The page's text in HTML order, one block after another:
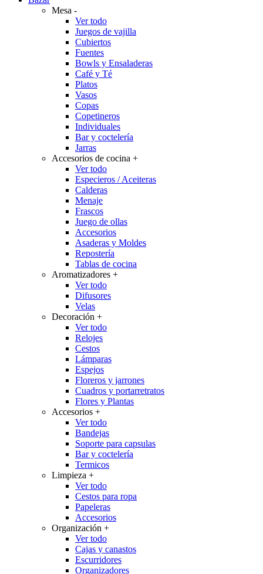
Mesa -
Ver todo
Juegos de vajilla
Cubiertos
Fuentes
Bowls y Ensaladeras
Café y Té
Platos
Vasos
Copas
Copetineros
Individuales
Bar y coctelería
Jarras
Accesorios de cocina +
Ver todo
Especieros / Aceiteras
Calderas
Menaje
Frascos
Juego de ollas
Accesorios
Asaderas y Moldes
Repostería
Tablas de cocina
Aromatizadores +
Ver todo
Difusores
Velas
Decoración +
Ver todo
Relojes
Cestos
Lámparas
Espejos
Floreros y jarrones
Cuadros y portarretratos
Flores y Plantas
Accesorios +
Ver todo
Bandejas
Soporte para capsulas
Bar y coctelería
Termicos
Limpieza +
Ver todo
Cestos para ropa
Papeleras
Accesorios
Organización +
Ver todo
Cajas y canastos
Escurridores
Organizadores